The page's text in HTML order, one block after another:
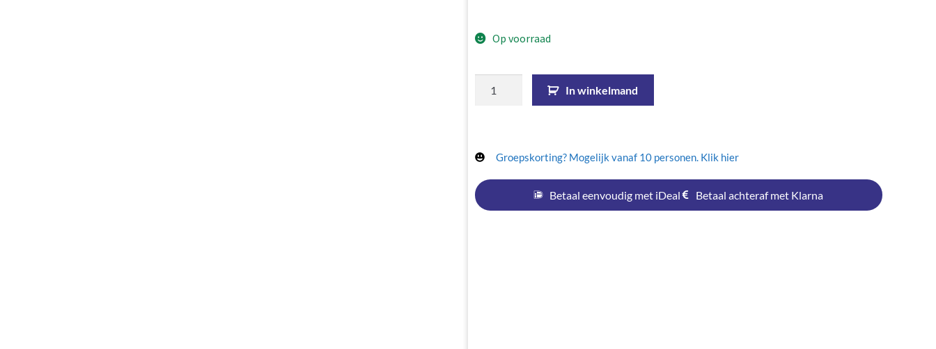
Op voorraad
In winkelmand
Groepskorting? Mogelijk vanaf 10 personen. Klik hier
Betaal eenvoudig met iDeal Betaal achteraf met Klarna